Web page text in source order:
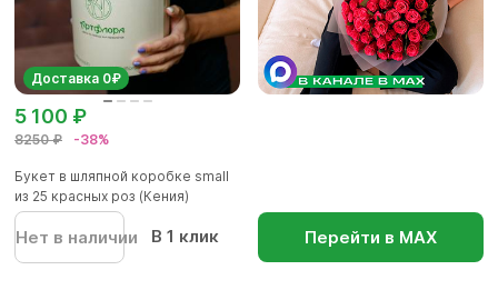
Доставка 0₽
8250 ₽ -38%
5 100 ₽
Букет в шляпной коробке small
из 25 красных роз (Кения)
Нет в наличии В 1 клик Перейти в МАХ